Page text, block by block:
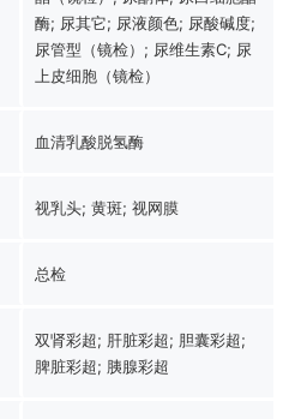
酶; 尿其它; 尿液颜色; 尿酸碱度;
尿管型（镜检）; 尿维生素C; 尿
上皮细胞（镜检）
血清乳酸脱氢酶
视乳头; 黄斑; 视网膜
总检
双肾彩超; 肝脏彩超; 胆囊彩超;
脾脏彩超; 胰腺彩超